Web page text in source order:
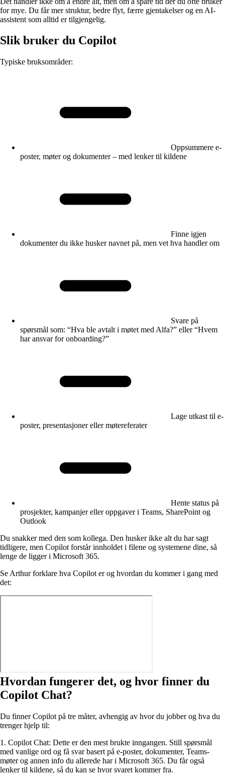
for mye. Du får mer struktur, bedre flyt, færre gjentakelser og en AI-
assistent som alltid er tilgjengelig.
Slik bruker du Copilot
Typiske bruksområder:
Oppsummere e-
poster, møter og dokumenter – med lenker til kildene
Finne igjen
dokumenter du ikke husker navnet på, men vet hva handler om
Svare på
spørsmål som: “Hva ble avtalt i møtet med Alfa?” eller “Hvem
har ansvar for onboarding?”
Lage utkast til e-
poster, presentasjoner eller møtereferater
Hente status på
prosjekter, kampanjer eller oppgaver i Teams, SharePoint og
Outlook
Du snakker med den som kollega. Den husker ikke alt du har sagt
tidligere, men Copilot forstår innholdet i filene og systemene dine, så
lenge de ligger i Microsoft 365.
Se Arthur forklare hva Copilot er og hvordan du kommer i gang med
det:
Hvordan fungerer det, og hvor finner du
Copilot Chat?
Du finner Copilot på tre måter, avhengig av hvor du jobber og hva du
trenger hjelp til:
1. Copilot Chat: Dette er den mest brukte inngangen. Still spørsmål
med vanlige ord og få svar basert på e-poster, dokumenter, Teams-
møter og annen info du allerede har i Microsoft 365. Du får også
lenker til kildene, så du kan se hvor svaret kommer fra.